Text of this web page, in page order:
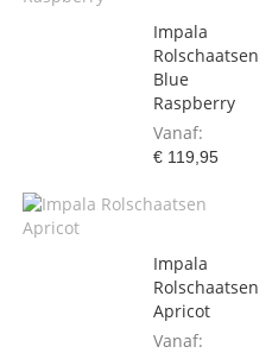
Impala
Rolschaatsen
Blue
Raspberry
Vanaf
€ 119,95
Impala
Rolschaatsen
Apricot
Vanaf